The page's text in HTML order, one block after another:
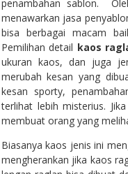
penambahan sablon.
menawarkan jasa
bisa berbagai macam
Pemilihan detail kaos
ukuran kaos, dan juga
merubah kesan yang
kesan sporty,
terlihat lebih misterius.
membuat orang yang
Biasanya kaos jenis ini
mengherankan jika kaos